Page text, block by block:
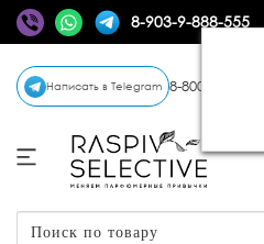
8-903-9-888-555
Написать в Telegram 8-800-770-72-34